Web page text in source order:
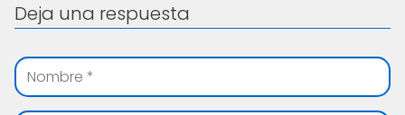
Deja una respuesta